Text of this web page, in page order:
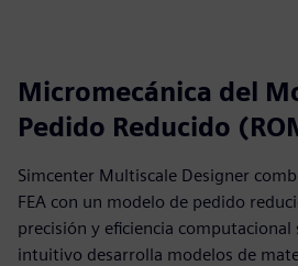
Micromecánica del
Pedido Reducido
Simcenter Multiscale Designer
FEA con un modelo de pedido
precisión y eficiencia
intuitivo desarrolla modelos de